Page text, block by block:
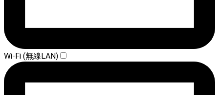
Wi-Fi (無線LAN)